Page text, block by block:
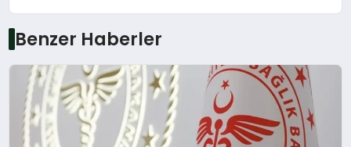
Benzer Haberler